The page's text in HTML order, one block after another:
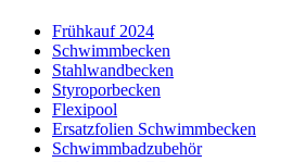
Frühkauf 2024
Schwimmbecken
Stahlwandbecken
Styroporbecken
Flexipool
Ersatzfolien Schwimmbecken
Schwimmbadzubehör